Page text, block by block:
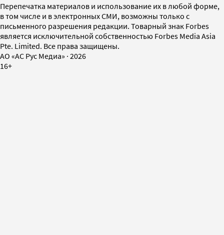
Перепечатка материалов и использование их в любой форме,
в том числе и в электронных СМИ, возможны только с
письменного разрешения редакции. Товарный знак Forbes
является исключительной собственностью Forbes Media Asia
Pte. Limited. Все права защищены.
AO «АС Рус Медиа» · 2026
16+